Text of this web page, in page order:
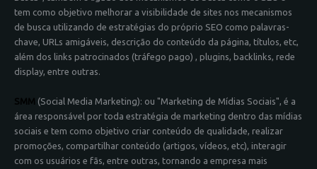
tem como objetivo melhorar a visibilidade de sites nos mecanismos
de busca utilizando de estratégias do próprio SEO como palavras-
chave, URLs amigáveis, descrição do conteúdo da página, títulos, etc,
além dos links patrocinados (tráfego pago) , plugins, backlinks, rede
display, entre outras.
SMM (Social Media Marketing): ou "Marketing de Mídias Sociais", é a
área responsável por toda estratégia de marketing dentro das mídias
sociais e tem como objetivo criar conteúdo de qualidade, realizar
promoções, compartilhar conteúdo (artigos, vídeos, etc), interagir
com os usuários e fãs, entre outras, tornando a empresa mais